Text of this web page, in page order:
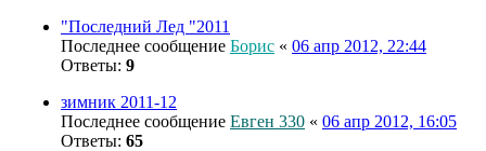
"Последний Лед "2011
Последнее сообщение Борис « 06 апр 2012, 22:44
Ответы: 9
зимник 2011-12
Последнее сообщение Евген 330 « 06 апр 2012, 16:05
Ответы: 65